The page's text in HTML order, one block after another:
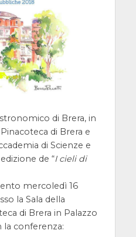
di Brera, in
di Brera e
di Scienze e
de “I cieli di
mercoledì 16
la Sala della
di Brera in Palazzo
la conferenza: